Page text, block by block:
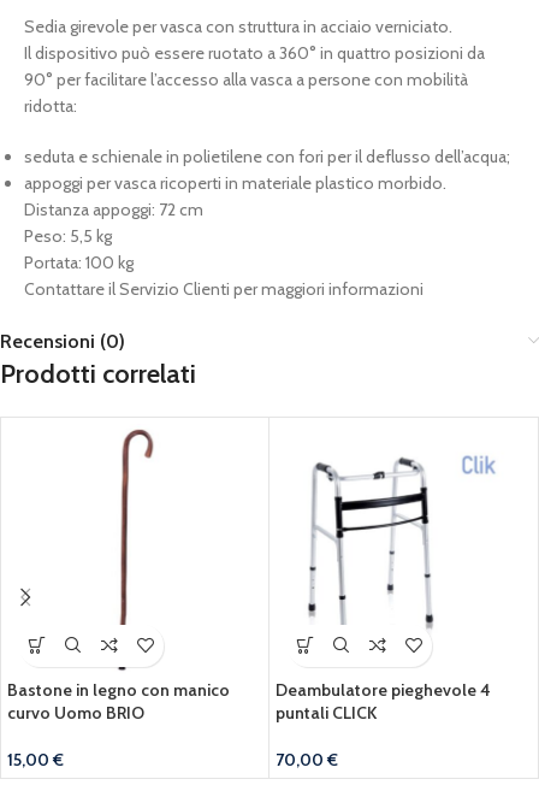
Sedia girevole per vasca con struttura in acciaio verniciato.
Il dispositivo può essere ruotato a 360° in quattro posizioni da
90° per facilitare l’accesso alla vasca a persone con mobilità
ridotta:
seduta e schienale in polietilene con fori per il deflusso dell’acqua;
appoggi per vasca ricoperti in materiale plastico morbido.
Distanza appoggi: 72 cm
Peso: 5,5 kg
Portata: 100 kg
Contattare il Servizio Clienti per maggiori informazioni
Recensioni (0)
Prodotti correlati
Bastone in legno con manico
curvo Uomo BRIO
15,00€
Deambulatore pieghevole 4
puntali CLICK
70,00€